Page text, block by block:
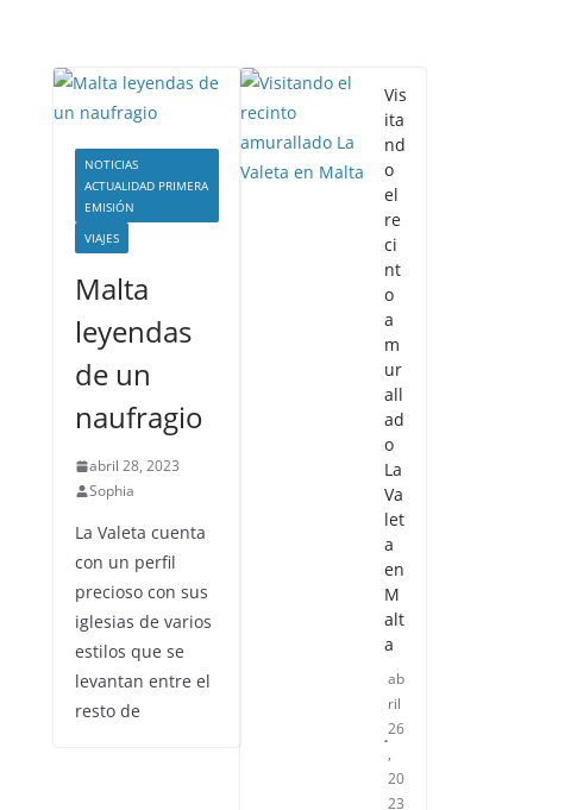
NOTICIAS
ACTUALIDAD PRIMERA
EMISIÓN
VIAJES
Malta
leyendas
de un
naufragio
abril 28, 2023
Sophia
La Valeta cuenta
con un perfil
precioso con sus
iglesias de varios
estilos que se
levantan entre el
resto de
Vis
ita
nd
o
el
re
ci
nt
o
a
m
ur
all
ad
o
La
Va
let
a
en
M
alt
a
ab
ril
26
,
20
23